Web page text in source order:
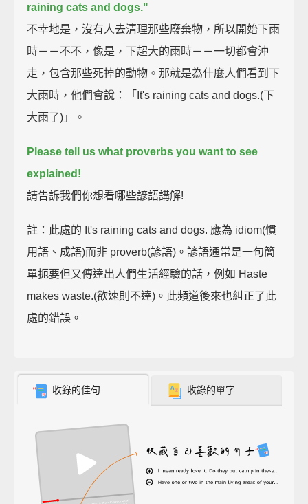
raining cats and dogs."
不幸地是，沒有人去清理那些廢棄物，所以開始下雨
時－－不不，像是，下超大的雨時－－一切都會沖
走，包含那些死掉的動物。那就是為什麼人們看到下
大雨時，他們會說：「It's raining cats and dogs.(下
大雨了)」。
Please tell us what proverbs you want to see
explained!
請告訴我們你想看哪些諺語講解!
註：此處的 It's raining cats and dogs. 應為 idiom(慣
用語、成語)而非 proverb(諺語)。諺語通常是一句簡
單扼要但又傳達出人們生活經驗的話，例如 Haste
makes waste.(欲速則不達)。此頻道後來也糾正了此
處的錯誤。
收錄的佳句 收錄的單字